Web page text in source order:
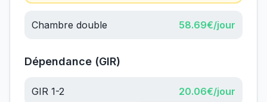
Chambre double 58.69€/jour
Dépendance (GIR)
GIR 1-2 20.06€/jour